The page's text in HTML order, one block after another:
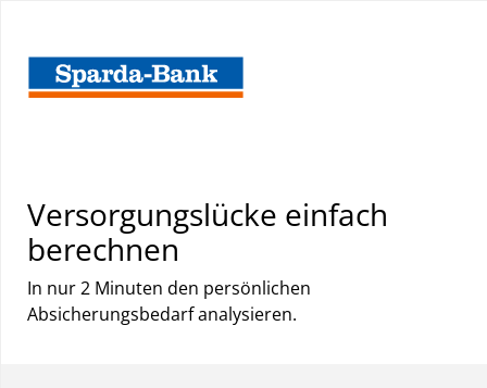
Versorgungslücke einfach
berechnen
In nur 2 Minuten den persönlichen
Absicherungsbedarf analysieren.